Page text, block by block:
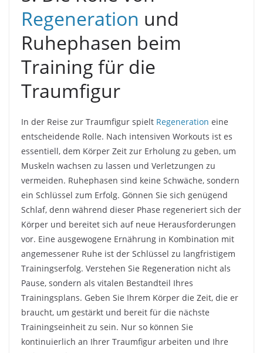
Regeneration und
Ruhephasen beim
Training für die
Traumfigur
In der Reise zur Traumfigur spielt Regeneration eine
entscheidende Rolle. Nach intensiven Workouts ist es
essentiell, dem Körper Zeit zur Erholung zu geben, um
Muskeln wachsen zu lassen und Verletzungen zu
vermeiden. Ruhephasen sind keine Schwäche, sondern
ein Schlüssel zum Erfolg. Gönnen Sie sich genügend
Schlaf, denn während dieser Phase regeneriert sich der
Körper und bereitet sich auf neue Herausforderungen
vor. Eine ausgewogene Ernährung in Kombination mit
angemessener Ruhe ist der Schlüssel zu langfristigem
Trainingserfolg. Verstehen Sie Regeneration nicht als
Pause, sondern als vitalen Bestandteil Ihres
Trainingsplans. Geben Sie Ihrem Körper die Zeit, die er
braucht, um gestärkt und bereit für die nächste
Trainingseinheit zu sein. Nur so können Sie
kontinuierlich an Ihrer Traumfigur arbeiten und Ihre